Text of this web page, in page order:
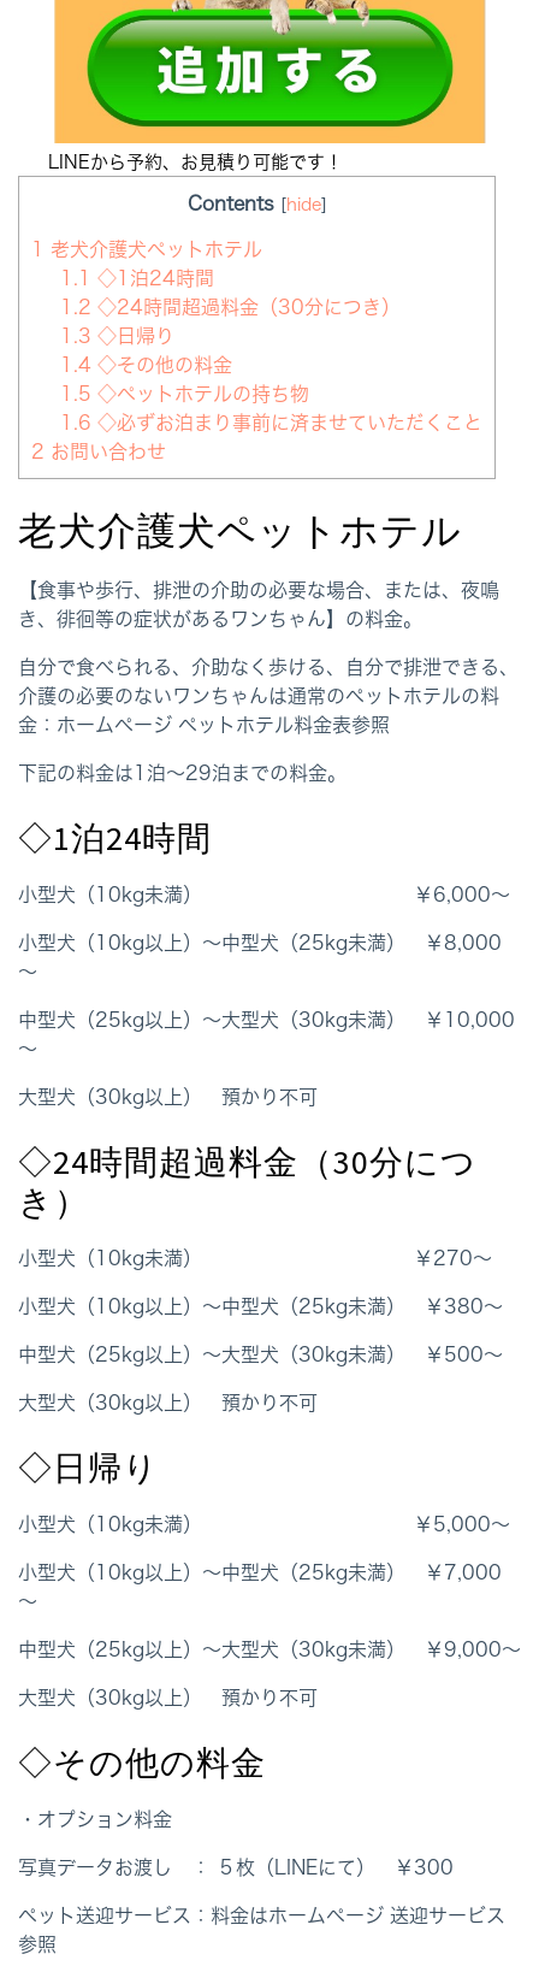
LINEから予約、お見積り可能です！
Contents [hide]
老犬介護犬ペットホテル
1.1
◇1泊24時間
1.2 ◇24時間超過料金（30分につき）
1.3 ◇日帰り
1.4 ◇その他の料金
1.5 ◇ペットホテルの持ち物
1.6 ◇必ずお泊まり事前に済ませていただくこと
2 お問い合わせ
老犬介護犬ペットホテル
【食事や歩行、排泄の介助の必要な場合、または、夜鳴
き、徘徊等の症状があるワンちゃん】の料金。
自分で食べられる、介助なく歩ける、自分で排泄できる、
介護の必要のないワンちゃんは通常のペットホテルの料
金：ホームページ ペットホテル料金表参照
下記の料金は1泊～29泊までの料金。
◇1泊24時間
小型犬（10kg未満） ￥6,000～
小型犬（10kg以上）～中型犬（25kg未満） ￥8,000
～
中型犬（25kg以上）～大型犬（30kg未満） ￥10,000
～
大型犬（30kg以上） 預かり不可
◇24時間超過料金（30分につ
き）
小型犬（10kg未満） ￥270～
小型犬（10kg以上）～中型犬（25kg未満） ￥380～
中型犬（25kg以上）～大型犬（30kg未満） ￥500～
大型犬（30kg以上） 預かり不可
◇日帰り
小型犬（10kg未満） ￥5,000～
小型犬（10kg以上）～中型犬（25kg未満） ￥7,000
～
中型犬（25kg以上）～大型犬（30kg未満） ￥9,000～
大型犬（30kg以上） 預かり不可
◇その他の料金
・オプション料金
写真データお渡し ： ５枚（LINEにて） ￥300
ペット送迎サービス：料金はホームページ 送迎サービス
参照